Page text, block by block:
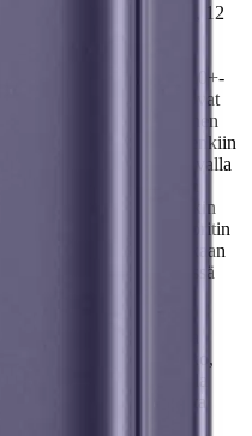
laajakulmalinssin, 12
10 megapikselin
hetket upeilla
Zoom System ja HDR10+-
valokuvasi ja videosi ovat
riippumatta. 6,2-tuumainen
herättää sisältösi henkiin
ja 120 Hz:n mukautuvalla
ja 2600 cd/m2:n
näkyvissä kirkkaassakin
2400 for Galaxy -suoritin
tasaisen ja tehokkaan
peleissä. Pysy yhteydessä
avulla, jotka tarjoavat
laajan kattavuuden.
vaan myös kestävä ja
Armor-alumiinirunko,
ja näytön alla
tulevaisuutta